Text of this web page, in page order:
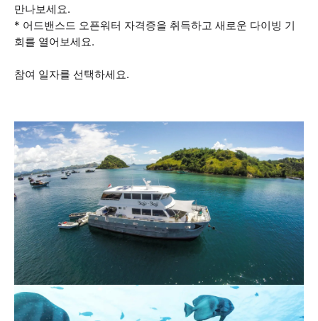
만나보세요.
* 어드밴스드 오픈워터 자격증을 취득하고 새로운 다이빙 기
회를 열어보세요.
참여 일자를 선택하세요.